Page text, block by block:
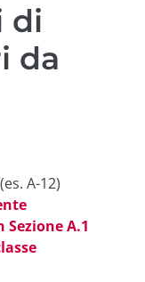
di
da
A-12)
A.1